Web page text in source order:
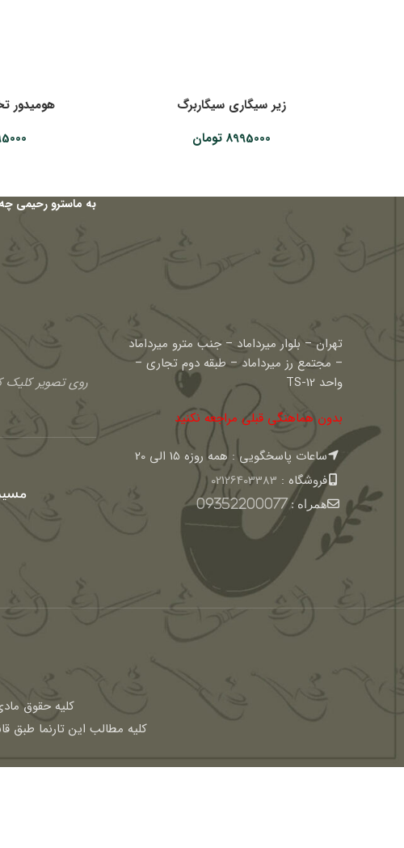
زیر سیگاری سیگاربرگ
8995000 تومان
هومیدور
تهران – بلوار میرداماد – جنب مترو میرداماد
– مجتمع رز میرداماد – طبقه دوم تجاری –
واحد TS-12
بدون هماهنگی قبلی مراجعه نکنید
ساعات پاسخگویی : همه روزه 15 الی 20
فروشگاه : 02126403383
همراه :09352200077
به ماسترو رحیمی
روی تصویر کلیک
كليه حقوق
کلیه مطالب این تارنما طبق